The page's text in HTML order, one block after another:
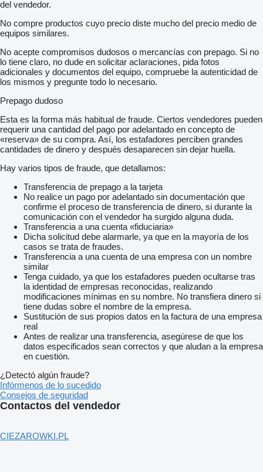
del vendedor.
No compre productos cuyo precio diste mucho del precio medio de
equipos similares.
No acepte compromisos dudosos o mercancías con prepago. Si no
lo tiene claro, no dude en solicitar aclaraciones, pida fotos
adicionales y documentos del equipo, compruebe la autenticidad de
los mismos y pregunte todo lo necesario.
Prepago dudoso
Esta es la forma más habitual de fraude. Ciertos vendedores pueden
requerir una cantidad del pago por adelantado en concepto de
«reserva» de su compra. Así, los estafadores perciben grandes
cantidades de dinero y después desaparecen sin dejar huella.
Hay varios tipos de fraude, que detallamos:
Transferencia de prepago a la tarjeta
No realice un pago por adelantado sin documentación que
confirme el proceso de transferencia de dinero, si durante la
comunicación con el vendedor ha surgido alguna duda.
Transferencia a una cuenta «fiduciaria»
Dicha solicitud debe alarmarle, ya que en la mayoría de los
casos se trata de fraudes.
Transferencia a una cuenta de una empresa con un nombre
similar
Tenga cuidado, ya que los estafadores pueden ocultarse tras
la identidad de empresas reconocidas, realizando
modificaciones mínimas en su nombre. No transfiera dinero si
tiene dudas sobre el nombre de la empresa.
Sustitución de sus propios datos en la factura de una empresa
real
Antes de realizar una transferencia, asegúrese de que los
datos especificados sean correctos y que aludan a la empresa
en cuestión.
¿Detectó algún fraude?
Infórmenos de lo sucedido
Consejos de seguridad
Contactos del vendedor
CIEZAROWKI.PL